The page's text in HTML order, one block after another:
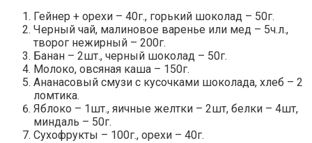
Гейнер + орехи – 40г., горький шоколад – 50г.
Черный чай, малиновое варенье или мед – 5ч.л.,
творог нежирный – 200г.
Банан – 2шт., черный шоколад – 50г.
Молоко, овсяная каша – 150г.
Ананасовый смузи с кусочками шоколада, хлеб – 2
ломтика.
Яблоко – 1шт., яичные желтки – 2шт, белки – 4шт,
миндаль – 50г.
Сухофрукты – 100г., орехи – 40г.